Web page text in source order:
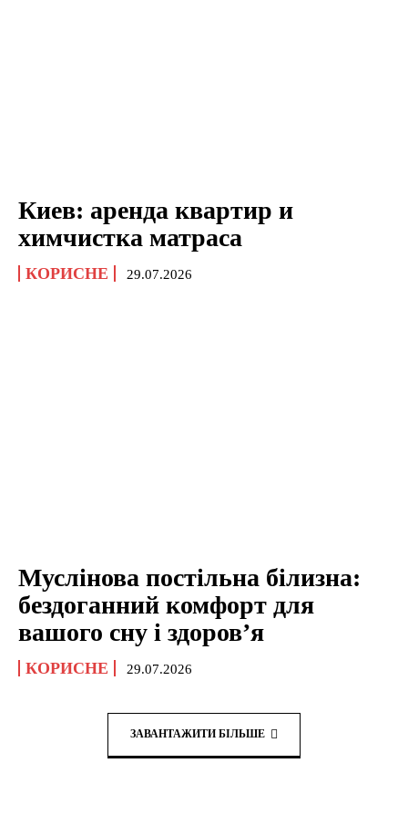
Киев: аренда квартир и
химчистка матраса
КОРИСНЕ 29.07.2026
Муслінова постільна білизна:
бездоганний комфорт для
вашого сну і здоров’я
КОРИСНЕ 29.07.2026
ЗАВАНТАЖИТИ БІЛЬШЕ